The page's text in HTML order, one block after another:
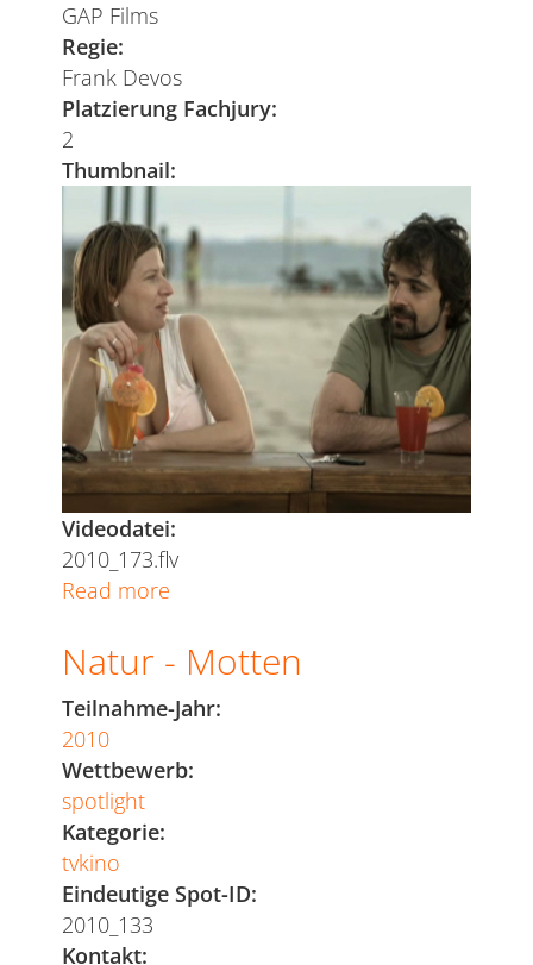
GAP Films
Regie:
Frank Devos
Platzierung Fachjury:
2
Thumbnail:
Videodatei:
2010_173.flv
Read more
Bar
Natur - Motten
Teilnahme-Jahr:
2010
Wettbewerb:
spotlight
Kategorie:
tvkino
Eindeutige Spot-ID:
2010_133
Kontakt: